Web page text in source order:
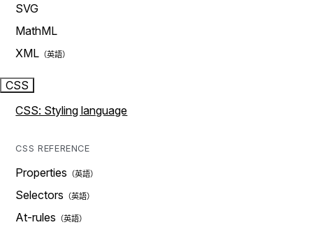
SVG
MathML
XML
CSS
CSS: Styling language
CSS REFERENCE
Properties
Selectors
At-rules